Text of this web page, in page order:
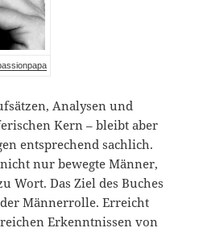
Analysen und
Kern – bleibt aber
entsprechend sachlich.
nur bewegte Männer,
Wort. Das Ziel des Buches
Männerrolle. Erreicht
Erkenntnissen von